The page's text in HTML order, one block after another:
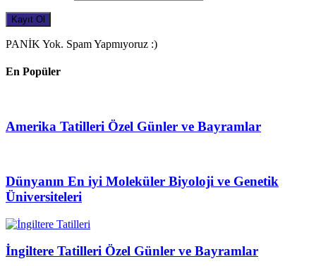
PANİK Yok. Spam Yapmıyoruz :)
En Popüler
Amerika Tatilleri Özel Günler ve Bayramlar
Dünyanın En iyi Moleküler Biyoloji ve Genetik
Üniversiteleri
İngiltere Tatilleri Özel Günler ve Bayramlar